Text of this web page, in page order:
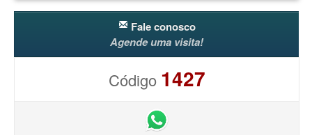
Fale conosco
Agende uma visita!
Código 1427